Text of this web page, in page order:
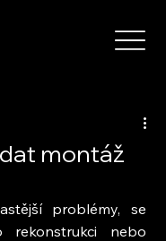
montáž
problémy, se
nebo